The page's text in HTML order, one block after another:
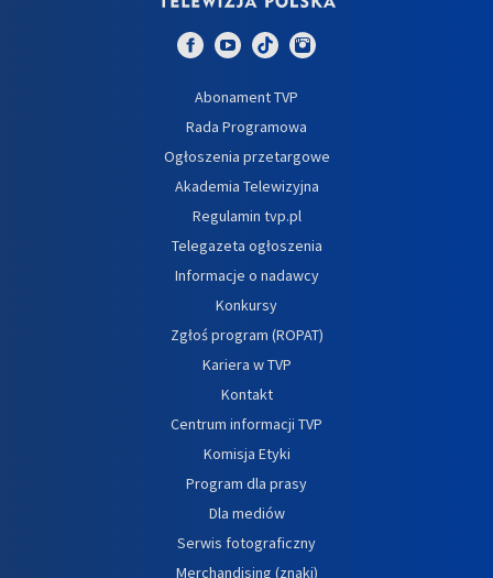
Abonament TVP
Rada Programowa
Ogłoszenia przetargowe
Akademia Telewizyjna
Regulamin tvp.pl
Telegazeta ogłoszenia
Informacje o nadawcy
Konkursy
Zgłoś program (ROPAT)
Kariera w TVP
Kontakt
Centrum informacji TVP
Komisja Etyki
Program dla prasy
Dla mediów
Serwis fotograficzny
Merchandising (znaki)